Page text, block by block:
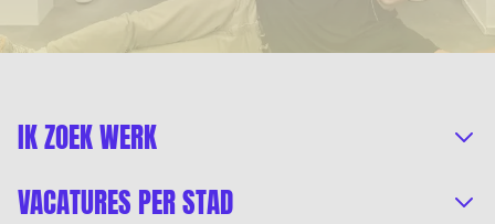
IK ZOEK WERK
VACATURES PER STAD